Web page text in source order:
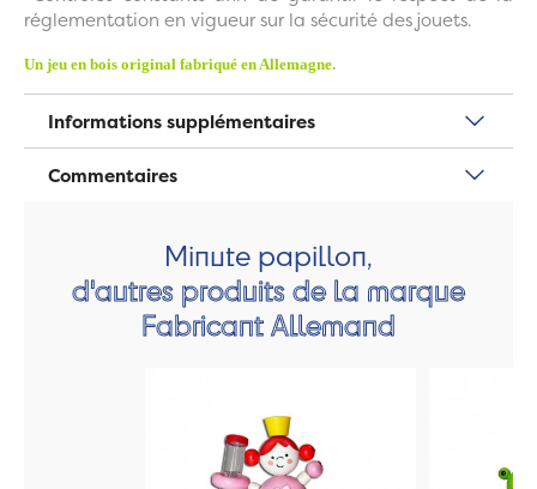
réglementation en vigueur sur la sécurité des jouets.
Un jeu en bois original fabriqué en Allemagne.
Informations supplémentaires
Commentaires
Minute papillon,
d'autres produits de la marque
Fabricant Allemand